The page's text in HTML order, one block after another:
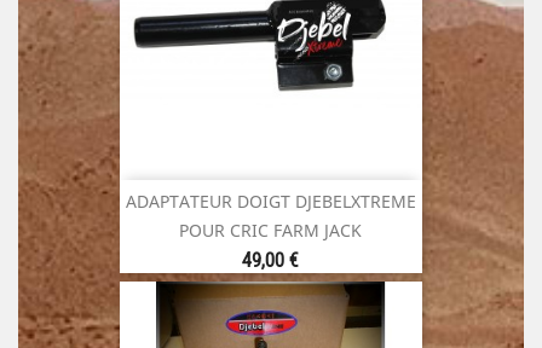
ADAPTATEUR DOIGT DJEBELXTREME
POUR CRIC FARM JACK
Prix
49,00 €